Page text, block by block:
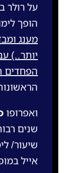
על רולר
הופך
מענג
יותר..)
הפחדים
ואפרופו
שנים
שיעור/
אייל